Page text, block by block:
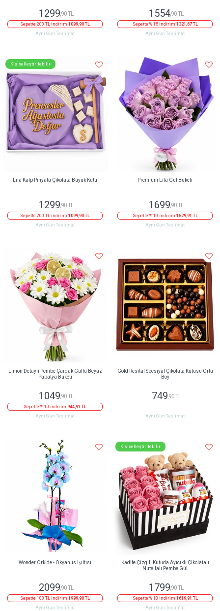
1299,90 TL
Sepette 200 TL indirim 1099,90 TL
Aynı Gün Teslimat
1554,90 TL
Sepette % 15 indirim 1321,67 TL
Aynı Gün Teslimat
Kişiselleştirilebilir
Lila Kalp Pinyata Çikolata Büyük Kutu
1299,90 TL
Sepette 200 TL indirim 1099,90 TL
Aynı Gün Teslimat
Premium Lila Gül Buketi
1699,90 TL
Sepette % 10 indirim 1529,91 TL
Aynı Gün Teslimat
Limon Detaylı Pembe Çardak Güllü Beyaz
Papatya Buketi
1049,90 TL
Sepette % 10 indirim 944,91 TL
Aynı Gün Teslimat
Gold Resital Spesiyal Çikolata Kutusu Orta
Boy
749,90 TL
Aynı Gün Teslimat
Wonder Orkide - Okyanus Işıltısı
2099 ,90 TL
Sepette 100 TL indirim 1999,90 TL
Aynı Gün Teslimat
Kişiselleştirilebilir
Kadife Çizgili Kutuda Ayıcıklı Çikolatalı
Nutellalı Pembe Gül
1799 ,90 TL
Sepette % 10 indirim 1619,91 TL
Aynı Gün Teslimat